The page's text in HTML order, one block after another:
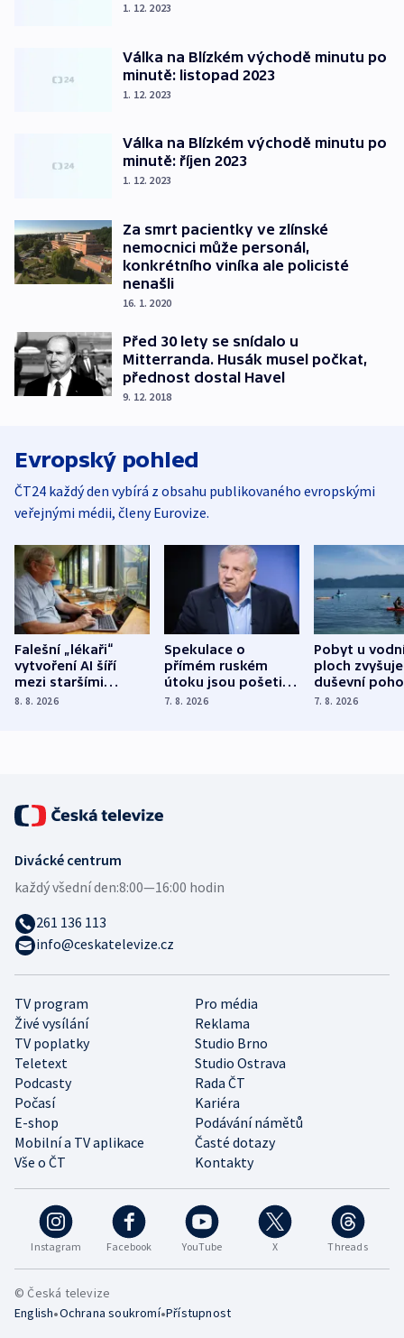
1. 12. 2023
Válka na Blízkém východě minutu po
minutě: listopad 2023
1. 12. 2023
Válka na Blízkém východě minutu po
minutě: říjen 2023
1. 12. 2023
Za smrt pacientky ve zlínské
nemocnici může personál,
konkrétního viníka ale policisté
nenašli
16. 1. 2020
Před 30 lety se snídalo u
Mitterranda. Husák musel počkat,
přednost dostal Havel
9. 12. 2018
Evropský pohled
ČT24 každý den vybírá z obsahu publikovaného evropskými
veřejnými médii, členy Eurovize.
Falešní „lékaři“
vytvoření AI šíří
mezi staršími
Poláky nebezpečné
8. 8. 2026
Spekulace o
přímém ruském
útoku jsou pošetilé,
míní estonský
7. 8. 2026
Pobyt u
ploch zvyšuje
duševní
ukázala
7. 8. 2026
Instagram Facebook YouTube X Threads
TV program
Pro média
Živé vysílání
Reklama
TV poplatky
Studio Brno
Teletext
Studio Ostrava
Podcasty
Rada ČT
Počasí
Kariéra
E-shop
Podávání námětů
Mobilní a TV aplikace
Časté dotazy
Vše o ČT
Kontakty
Divácké centrum
každý všední den:8:00—16:00 hodin
261 136 113
info@ceskatelevize.cz
© Česká televize
English•Ochrana soukromí•Přístupnost